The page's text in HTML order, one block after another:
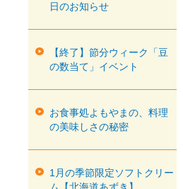
日のお知らせ
【終了】節分ウィーク「豆
の数当て」イベント
お食事処よもやまの、料理
の美味しさの秘密
1月の季節限定ソフトクリー